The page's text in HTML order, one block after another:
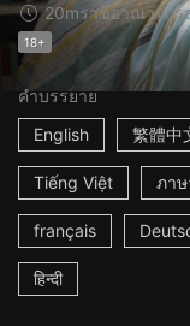
20mราชอาณาจักร
18+
คำบรรยาย
English
繁體中
Tiếng Việt ภาษ
français
हिन्दी